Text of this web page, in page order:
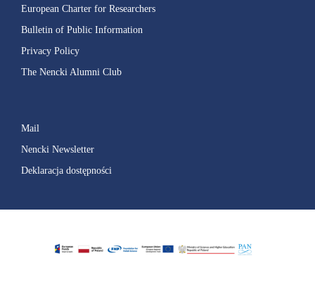
European Charter for Researchers
Bulletin of Public Information
Privacy Policy
The Nencki Alumni Club
Mail
Nencki Newsletter
Deklaracja dostępności